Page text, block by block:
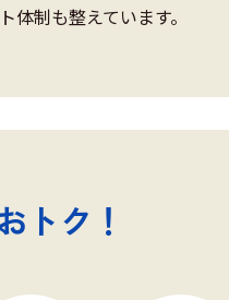
制も整えています。
トク！